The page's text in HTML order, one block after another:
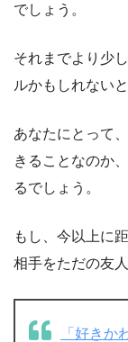
でしょう。
それまでより少
ルかもしれない
あなたにとって
きることなのか
るでしょう。
もし、今以上に
相手をただの友
「好きか